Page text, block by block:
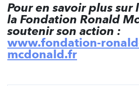
Pour en savoir plus sur
la Fondation Ronald
soutenir son action :
www.fondation-
mcdonald.fr